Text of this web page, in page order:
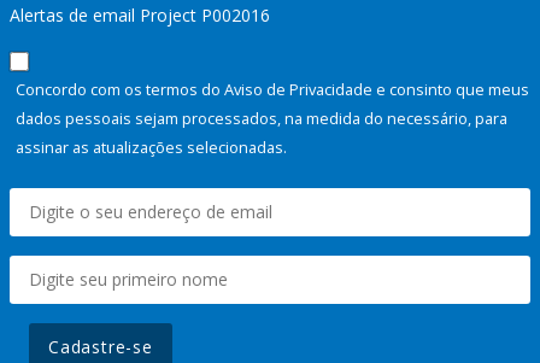
Alertas de email Project P002016
Concordo com os termos do Aviso de Privacidade e consinto que meus
dados pessoais sejam processados, na medida do necessário, para
assinar as atualizações selecionadas.
Cadastre-se